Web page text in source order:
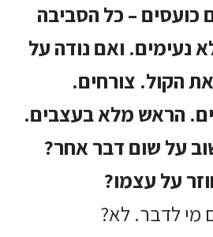
– כל הסביבה
נעימים. ואם נודה על
הקול. צורחים.
הראש מלא בעצבים.
על שום דבר אחר?
על עצמו?
מי לדבר. לא?